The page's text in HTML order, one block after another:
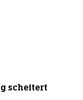
scheitert